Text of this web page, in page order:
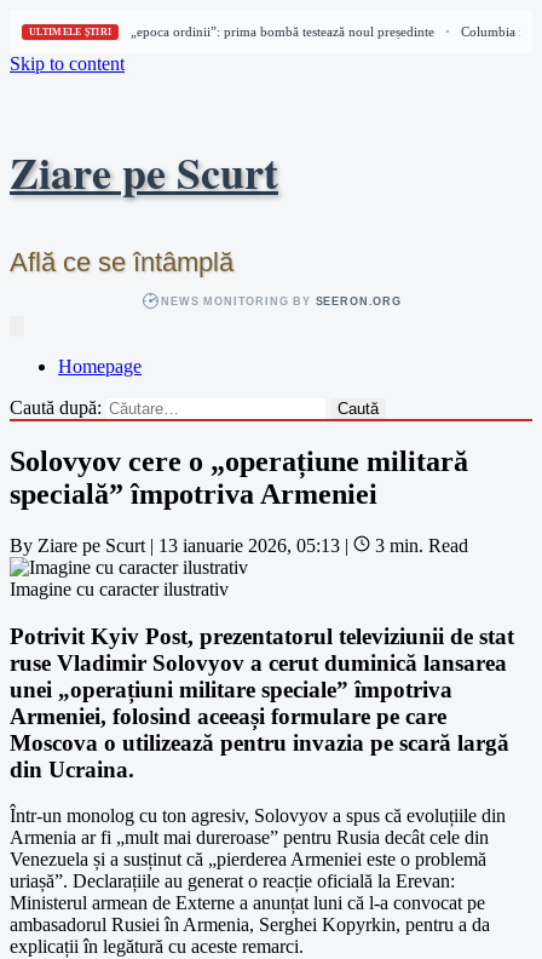
ULTIMELE ȘTIRI
Columbia intră în „epoca ordinii”: prima bombă testează noul președinte Columbia
Skip to content
Ziare pe Scurt
Află ce se întâmplă
NEWS MONITORING BY SEERON.ORG
Homepage
Caută după:
Solovyov cere o „operațiune militară
specială” împotriva Armeniei
By Ziare pe Scurt | 13 ianuarie 2026, 05:13 | 3 min. Read
Imagine cu caracter ilustrativ
Potrivit Kyiv Post, prezentatorul televiziunii de stat
ruse Vladimir Solovyov a cerut duminică lansarea
unei „operațiuni militare speciale” împotriva
Armeniei, folosind aceeași formulare pe care
Moscova o utilizează pentru invazia pe scară largă
din Ucraina.
Într-un monolog cu ton agresiv, Solovyov a spus că evoluțiile din
Armenia ar fi „mult mai dureroase” pentru Rusia decât cele din
Venezuela și a susținut că „pierderea Armeniei este o problemă
uriașă”. Declarațiile au generat o reacție oficială la Erevan:
Ministerul armean de Externe a anunțat luni că l-a convocat pe
ambasadorul Rusiei în Armenia, Serghei Kopyrkin, pentru a da
explicații în legătură cu aceste remarci.